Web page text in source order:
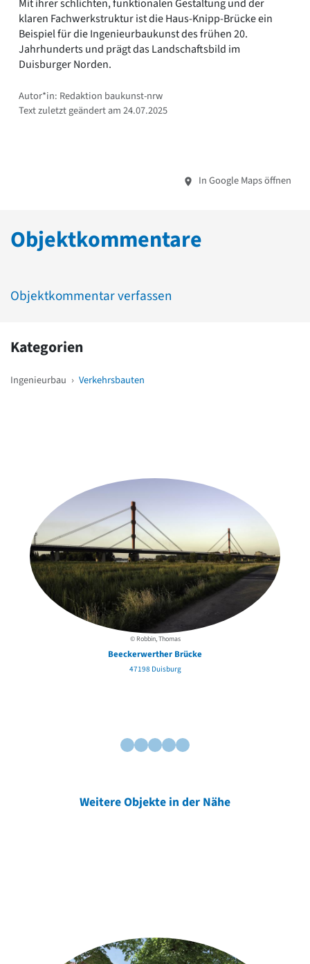
Mit ihrer schlichten, funktionalen Gestaltung und der
klaren Fachwerkstruktur ist die Haus-Knipp-Brücke ein
Beispiel für die Ingenieurbaukunst des frühen 20.
Jahrhunderts und prägt das Landschaftsbild im
Duisburger Norden.
Autor*in: Redaktion baukunst-nrw
Text zuletzt geändert am 24.07.2025
In Google Maps öffnen
Objektkommentare
Objektkommentar verfassen
Kategorien
Ingenieurbau › Verkehrsbauten
© Robbin, Thomas
Beeckerwerther Brücke
47198 Duisburg
Weitere Objekte in der Nähe